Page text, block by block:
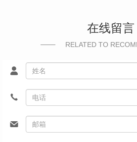
在线留言
RELATED TO